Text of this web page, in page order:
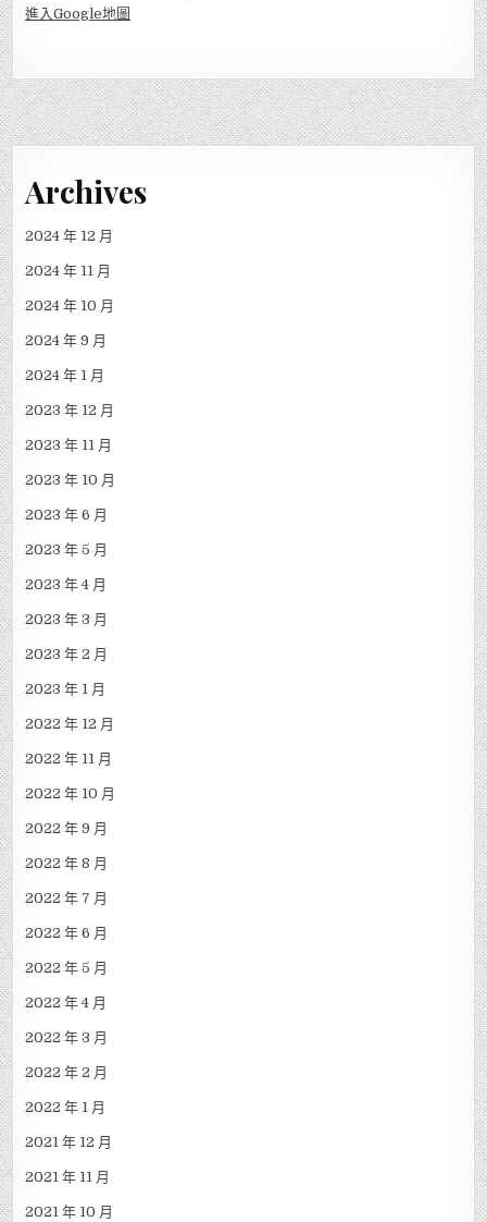
進入Google地圖
Archives
2024 年 12 月
2024 年 11 月
2024 年 10 月
2024 年 9 月
2024 年 1 月
2023 年 12 月
2023 年 11 月
2023 年 10 月
2023 年 6 月
2023 年 5 月
2023 年 4 月
2023 年 3 月
2023 年 2 月
2023 年 1 月
2022 年 12 月
2022 年 11 月
2022 年 10 月
2022 年 9 月
2022 年 8 月
2022 年 7 月
2022 年 6 月
2022 年 5 月
2022 年 4 月
2022 年 3 月
2022 年 2 月
2022 年 1 月
2021 年 12 月
2021 年 11 月
2021 年 10 月